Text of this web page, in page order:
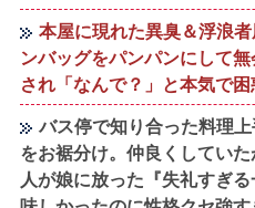
本屋に現れた異臭＆浮浪
ンバッグをパンパンにして
され「なんで？」と本気で困
バス停で知り合った料理
をお裾分け。仲良くしてい
人が娘に放った『失礼すぎ